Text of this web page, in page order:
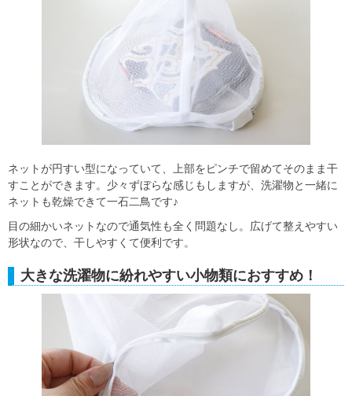
ネットが円すい型になっていて、上部をピンチで留めてそのまま干
すことができます。少々ずぼらな感じもしますが、洗濯物と一緒に
ネットも乾燥できて一石二鳥です♪
目の細かいネットなので通気性も全く問題なし。広げて整えやすい
形状なので、干しやすくて便利です。
大きな洗濯物に紛れやすい小物類におすすめ！